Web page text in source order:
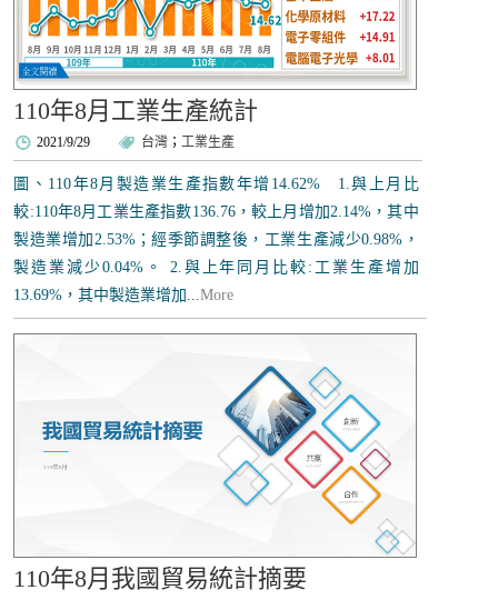
110年8月工業生產統計
2021/9/29 台灣 ；工業生產
圖、110年8月製造業生產指數年增14.62% 1.與上月比
較:110年8月工業生產指數136.76，較上月增加2.14%，其中
製造業增加2.53%；經季節調整後，工業生產減少0.98%，
製造業減少0.04%。 2.與上年同月比較:工業生產增加
13.69%，其中製造業增加...More
110年8月我國貿易統計摘要